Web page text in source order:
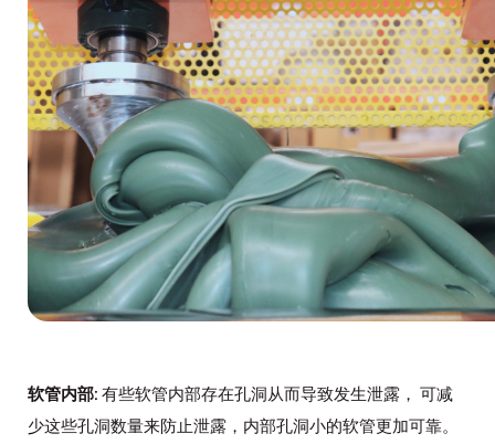
软管内部: 有些软管内部存在孔洞从而导致发生泄露， 可减
少这些孔洞数量来防止泄露，内部孔洞小的软管更加可靠。